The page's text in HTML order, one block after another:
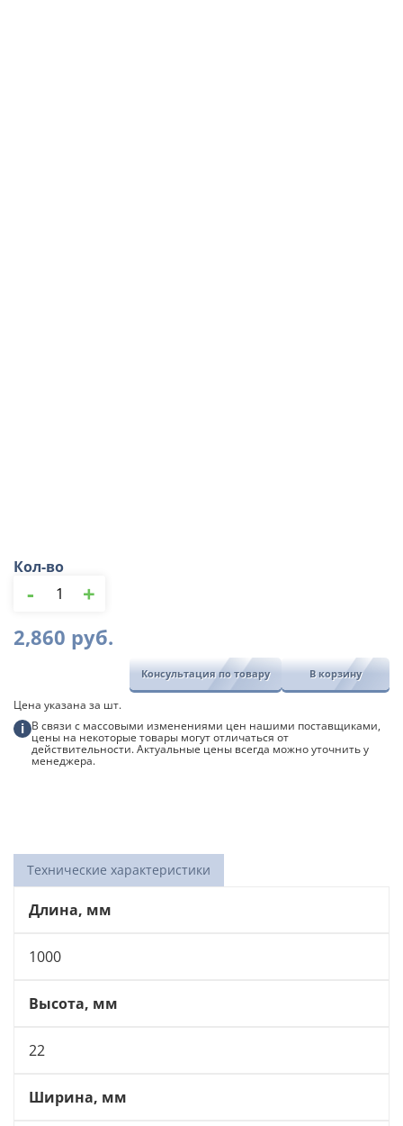
Кол-во
товара
Gidrolica
Standart
-
ячеистая
стальная
оцинкованная
- +
2,860 руб.
Консультация по товару В корзину
Цена указана за шт.
i В связи с массовыми изменениями цен нашими поставщиками,
цены на некоторые товары могут отличаться от
действительности. Актуальные цены всегда можно уточнить у
менеджера.
Технические характеристики
Длина, мм
1000
Высота, мм
22
Ширина, мм